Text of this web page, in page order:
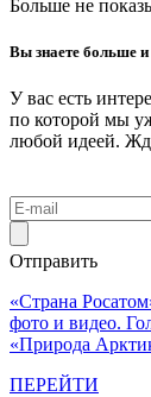
Больше не
Вы знаете больше и
У вас есть
по которой мы
любой идеей.
Отправить
«Страна
фото и видео.
«Природа
ПЕРЕЙТИ